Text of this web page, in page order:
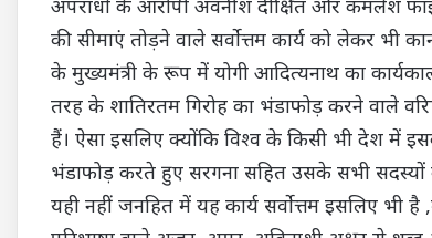
अपराधों के आरोपी अवनीश दीक्षित और कमलेश
की सीमाएं तोड़ने वाले सर्वोत्तम कार्य को लेकर
के मुख्यमंत्री के रूप में योगी आदित्यनाथ का
तरह के शातिरतम गिरोह का भंडाफोड़ करने वाले
हैं। ऐसा इसलिए क्योंकि विश्व के किसी भी देश में
भंडाफोड़ करते हुए सरगना सहित उसके सभी
यही नहीं जनहित में यह कार्य सर्वोत्तम इसलिए